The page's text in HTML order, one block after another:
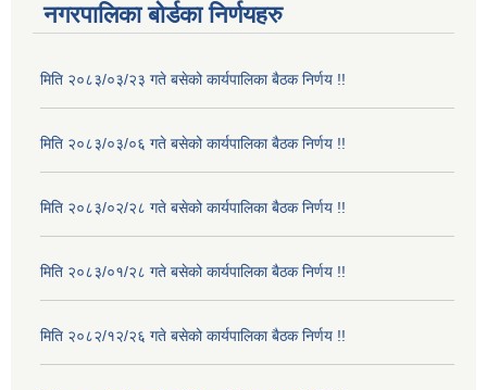
नगरपालिका बोर्डका निर्णयहरु
मिति २०८३/०३/२३ गते बसेको कार्यपालिका बैठक निर्णय !!
मिति २०८३/०३/०६ गते बसेको कार्यपालिका बैठक निर्णय !!
मिति २०८३/०२/२८ गते बसेको कार्यपालिका बैठक निर्णय !!
मिति २०८३/०१/२८ गते बसेको कार्यपालिका बैठक निर्णय !!
मिति २०८२/१२/२६ गते बसेको कार्यपालिका बैठक निर्णय !!